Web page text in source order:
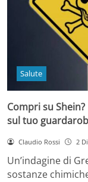
Salute
Compri su
sul tuo
Claudio Rossi 2
Un’indagine di
sostanze